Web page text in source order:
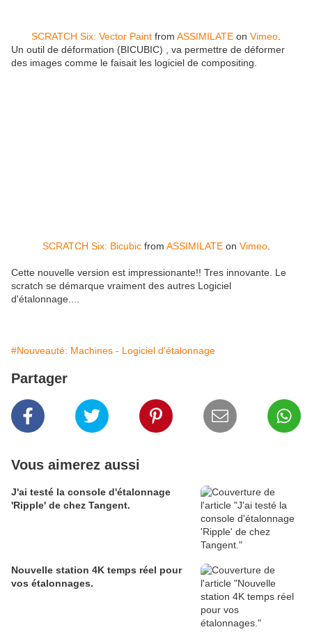
SCRATCH Six: Vector Paint from ASSIMILATE on Vimeo
Un outil de déformation (BICUBIC) , va permettre de déformer
des images comme le faisait les logiciel de compositing.
SCRATCH Six: Bicubicfrom ASSIMILATEon Vimeo.
Cette nouvelle version est impressionante!! Tres innovante. Le
scratch se démarque vraiment des autres Logiciel
d'étalonnage....
#Nouveauté: Machines - Logiciel d'étalonnage
Partager
Vous aimerez aussi
J'ai testé la console d'étalonnage
'Ripple' de chez Tangent.
Nouvelle station 4K temps réel pour
vos étalonnages.